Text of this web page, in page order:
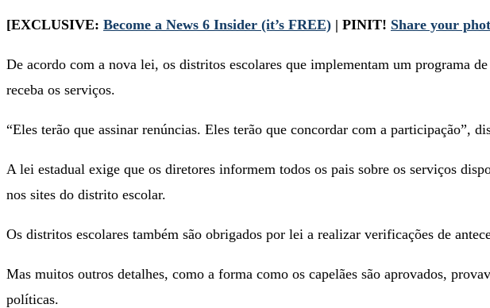
[EXCLUSIVE: Become a News 6 Insider (it’s FREE) | PINIT! Share your
De acordo com a nova lei, os distritos escolares que implementam um programa
receba os serviços.
“Eles terão que assinar renúncias. Eles terão que concordar com a participação”,
A lei estadual exige que os diretores informem todos os pais sobre os serviços
nos sites do distrito escolar.
Os distritos escolares também são obrigados por lei a realizar verificações de
Mas muitos outros detalhes, como a forma como os capelães são aprovados,
políticas.